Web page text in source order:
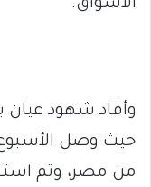
الأسواق.
وأفاد شهود عيان
من مصر، وتم